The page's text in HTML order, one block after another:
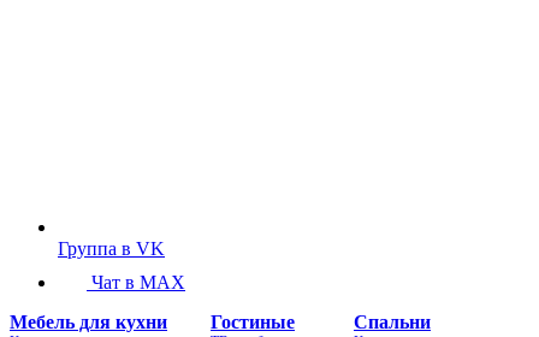
Группа в VK
Чат в MAX
Мебель для кухни
Гостиные Спальни